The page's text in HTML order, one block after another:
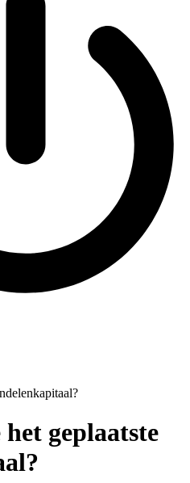
geplaatste